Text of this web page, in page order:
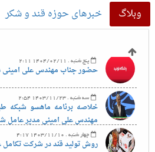
وبلاگ خبرهای حوزه قند و شکر
پنج شنبه . 1404/02/11 2:11
حضور جناب مهندس علی امینی
سه شنبه . 1403/11/23 2:54
خلاصه برنامه ماهسو شبکه
مهندس علی امینی مدیر عامل
چهار شنبه . 1403/11/10 4:17
روش تولید قند در شرکت تکامل